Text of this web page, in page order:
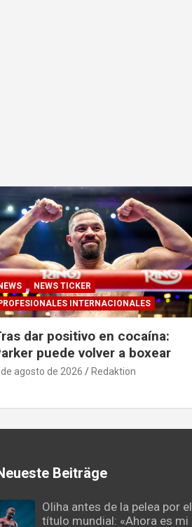
NEWS TICKER
INTERNACIONALES
dar positivo en cocaína:
puede volver a boxear
de agosto de 2026 Redaktion
Beiträge
Oliha antes de la pelea por el
título mundial: «Ahora es mi